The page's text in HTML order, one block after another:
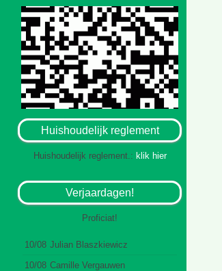
Huishoudelijk reglement
Huishoudelijk reglement.: klik hier
Verjaardagen!
Proficiat!
10/08 Julian Blaszkiewicz
10/08 Camille Vergauwen